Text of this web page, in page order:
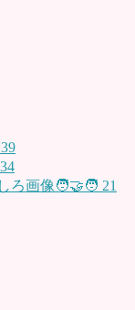
39
34
ろ画像🧑‍🤝‍🧑 21